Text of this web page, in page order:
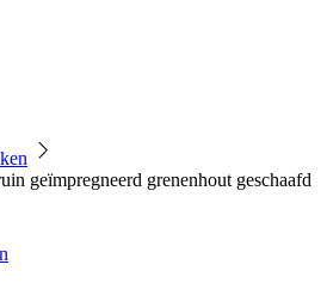
geïmpregneerd grenenhout geschaafd